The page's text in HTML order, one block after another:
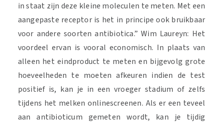
in staat zijn deze kleine moleculen te meten. Met een
aangepaste receptor is het in principe ook bruikbaar
voor andere soorten antibiotica.” Wim Laureyn: Het
voordeel ervan is vooral economisch. In plaats van
alleen het eindproduct te meten en bijgevolg grote
hoeveelheden te moeten afkeuren indien de test
positief is, kan je in een vroeger stadium of zelfs
tijdens het melken onlinescreenen. Als er een teveel
aan antibioticum gemeten wordt, kan je tijdig